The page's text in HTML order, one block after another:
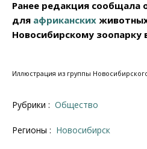
Ранее редакция сообщала
для африканских
Новосибирскому зоопарку
Иллюстрация из группы
Рубрики : Общество
Регионы : Новосибирск